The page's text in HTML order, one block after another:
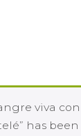
viva con
has